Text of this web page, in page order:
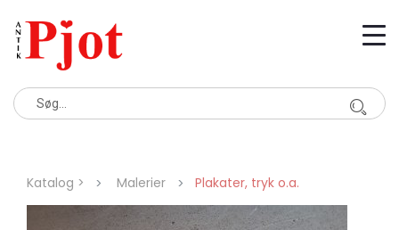
Katalog > Malerier Plakater, tryk o.a.